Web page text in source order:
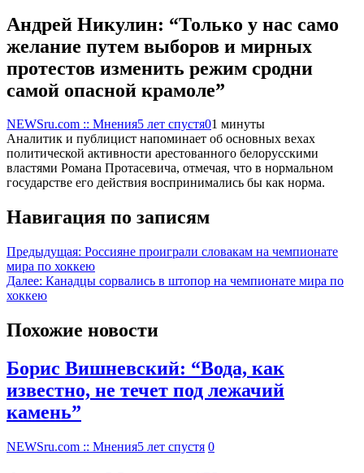
Андрей Никулин: “Только у нас само
желание путем выборов и мирных
протестов изменить режим сродни
самой опасной крамоле”
NEWSru.com :: Мнения5 лет спустя01 минуты
Аналитик и публицист напоминает об основных вехах
политической активности арестованного белорусскими
властями Романа Протасевича, отмечая, что в нормальном
государстве его действия воспринимались бы как норма.
Навигация по записям
Предыдущая: Россияне проиграли словакам на чемпионате
мира по хоккею
Далее: Канадцы сорвались в штопор на чемпионате мира по
хоккею
Похожие новости
Борис Вишневский: “Вода, как
известно, не течет под лежачий
камень”
NEWSru.com :: Мнения5 лет спустя 0